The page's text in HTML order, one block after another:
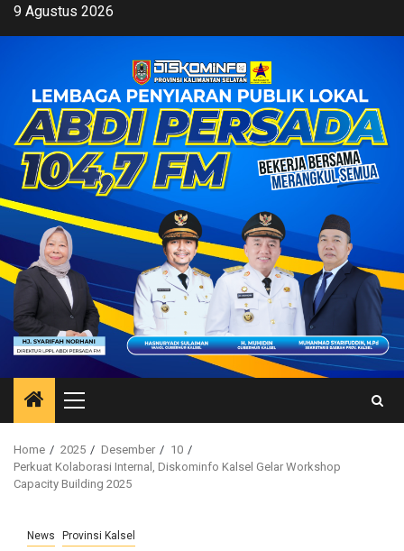
Skip9 Agustus 2026
Primary
Menu
Home 2025 Desember
10
Perkuat Kolaborasi Internal, Diskominfo Kalsel Gelar Workshop
Capacity Building 2025
News Provinsi Kalsel